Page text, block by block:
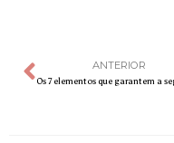
ANTERIOR